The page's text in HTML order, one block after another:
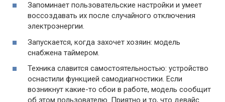
Запоминает пользовательские настройки и умеет
воссоздавать их после случайного отключения
электроэнергии.
Запускается, когда захочет хозяин: модель
снабжена таймером.
Техника славится самостоятельностью: устройство
оснастили функцией самодиагностики. Если
возникнут какие-то сбои в работе, модель сообщит
об этом пользователю. Приятно и то, что девайс